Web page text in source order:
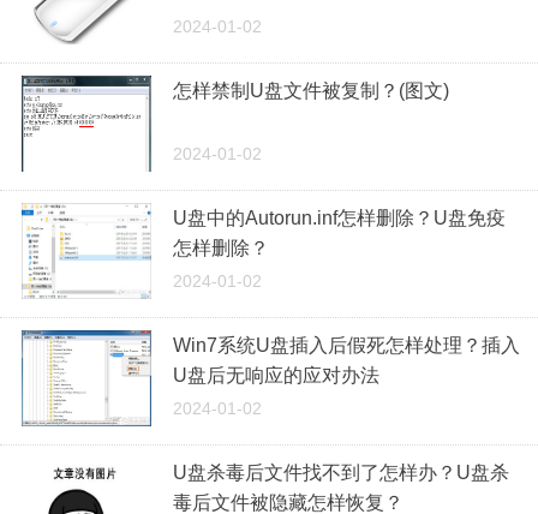
2024-01-02
怎样禁制U盘文件被复制？(图文)
2024-01-02
U盘中的Autorun.inf怎样删除？U盘免疫
怎样删除？
2024-01-02
Win7系统U盘插入后假死怎样处理？插入
U盘后无响应的应对办法
2024-01-02
U盘杀毒后文件找不到了怎样办？U盘杀
毒后文件被隐藏怎样恢复？